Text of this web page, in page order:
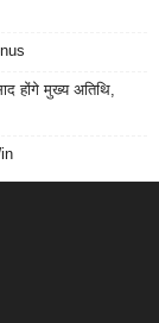
होंगे मुख्य अतिथि,